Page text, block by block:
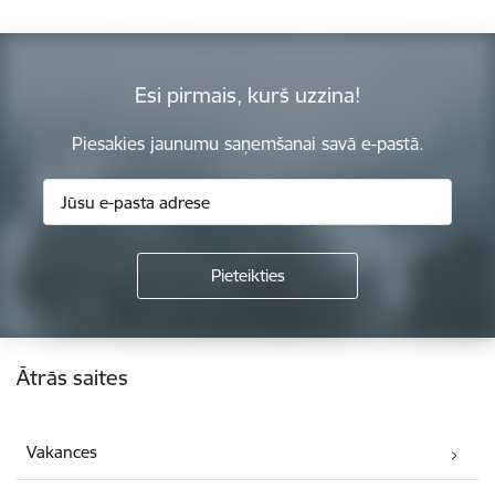
Esi pirmais, kurš uzzina!
Piesakies jaunumu saņemšanai savā e-pastā.
Kājene
Ātrās saites
Vakances